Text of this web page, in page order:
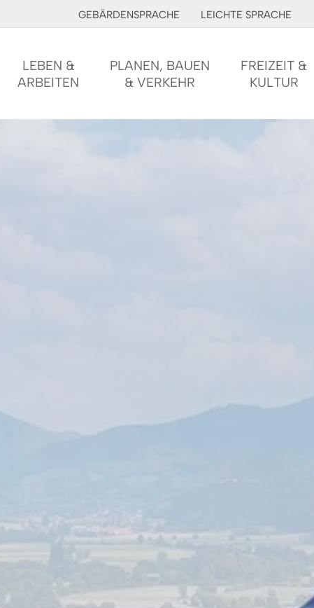
GEBÄRDENSPRACHE LEICHTE SPRACHE
LEBEN &
ARBEITEN
PLANEN, BAUEN
& VERKEHR
FREIZEIT &
KULTUR